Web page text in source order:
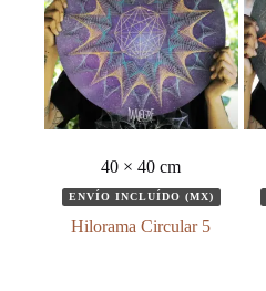
40 × 40 cm
ENVÍO INCLUÍDO (MX)
Hilorama Circular 5